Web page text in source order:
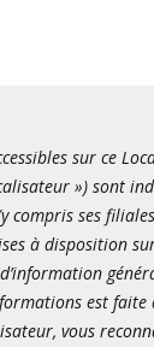
sur ce
») sont
compris ses
à disposition
est faite
vous